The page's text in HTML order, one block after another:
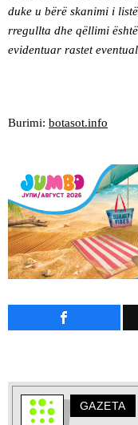
duke u bërë skanimi i
rregullta dhe qëllimi
evidentuar rastet
Burimi: botasot.info
GAZETA